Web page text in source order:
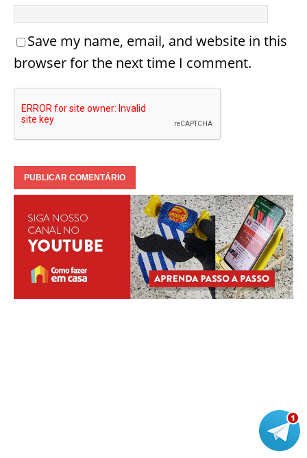
Save my name, email, and website in this
browser for the next time I comment.